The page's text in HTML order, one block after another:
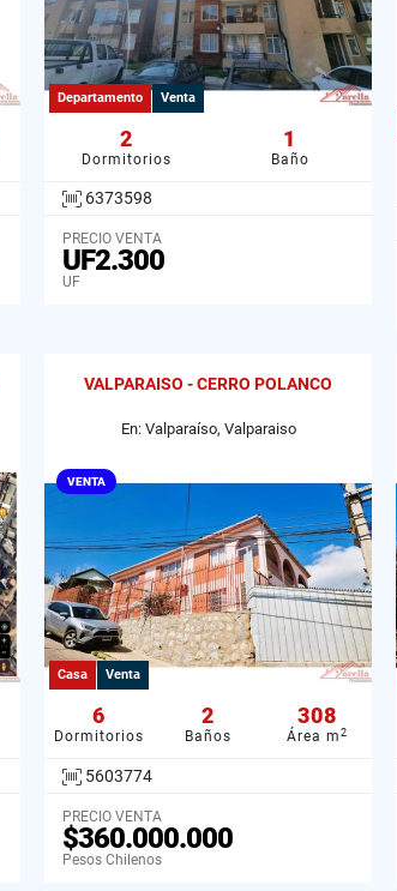
Departamento Venta
2
Dormitorios
1
Baño
6373598
PRECIO VENTA
UF2.300
UF
VALPARAISO - CERRO POLANCO
En: Valparaíso, Valparaiso
VENTA
Casa Venta
6
Dormitorios
2
Baños
308
Área m 2
5603774
PRECIO VENTA
$360.000.000
Pesos Chilenos